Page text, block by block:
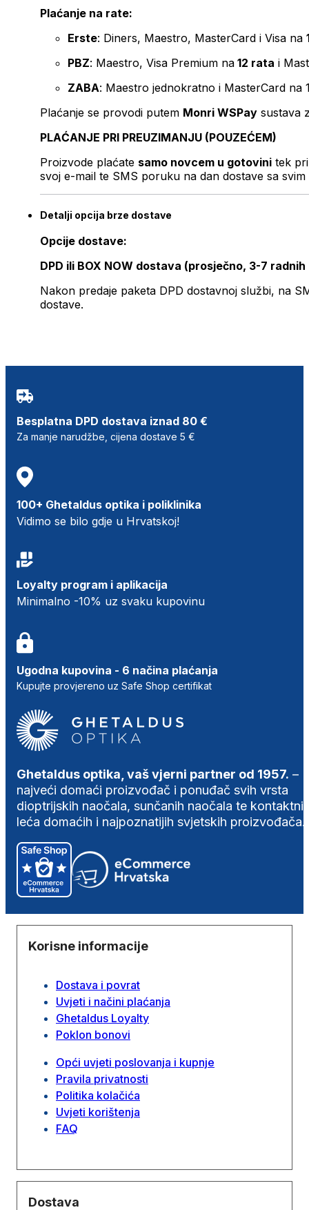
Plaćanje na rate:
Erste: Diners, Maestro, MasterCard i Visa na
PBZ: Maestro, Visa Premium na 12 rata i
ZABA: Maestro jednokratno i MasterCard na
Plaćanje se provodi putem Monri WSPay sustava
PLAĆANJE PRI PREUZIMANJU (POUZEĆEM)
Proizvode plaćate samo novcem u gotovini tek
svoj e-mail te SMS poruku na dan dostave sa svim
Detalji opcija brze dostave
Opcije dostave:
DPD ili BOX NOW dostava (prosječno, 3-7 radnih
Nakon predaje paketa DPD dostavnoj službi, na
dostave.
Besplatna DPD dostava iznad 80 €
Za manje narudžbe, cijena dostave 5 €
100+ Ghetaldus optika i poliklinika
Vidimo se bilo gdje u Hrvatskoj!
Loyalty program i aplikacija
Minimalno -10% uz svaku kupovinu
Ugodna kupovina - 6 načina plaćanja
Kupujte provjereno uz Safe Shop certifikat
Ghetaldus optika, vaš vjerni partner od 1957. –
najveći domaći proizvođač i ponuđač svih vrsta
dioptrijskih naočala, sunčanih naočala te
leća domaćih i najpoznatijih svjetskih proizvođača.
Korisne informacije
Dostava i povrat
Uvjeti i načini plaćanja
Ghetaldus Loyalty
Poklon bonovi
Opći uvjeti poslovanja i kupnje
Pravila privatnosti
Politika kolačića
Uvjeti korištenja
FAQ
Dostava